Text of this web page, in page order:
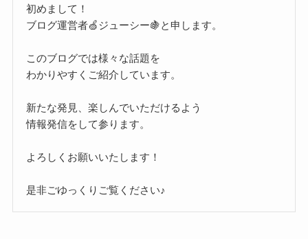
初めまして！
ブログ運営者🍏ジューシー🍇と申します。
このブログでは様々な話題を
わかりやすくご紹介しています。
新たな発見、楽しんでいただけるよう
情報発信をして参ります。
よろしくお願いいたします！
是非ごゆっくりご覧ください♪